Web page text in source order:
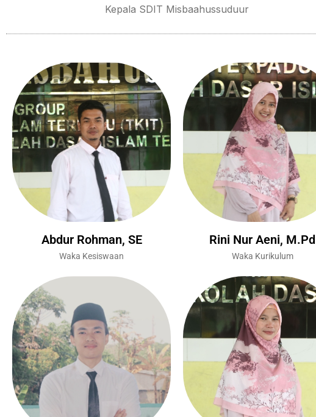
Kepala SDIT Misbaahussuduur
Abdur Rohman, SE
Waka Kesiswaan
Rini Nur Aeni, M.Pd
Waka Kurikulum